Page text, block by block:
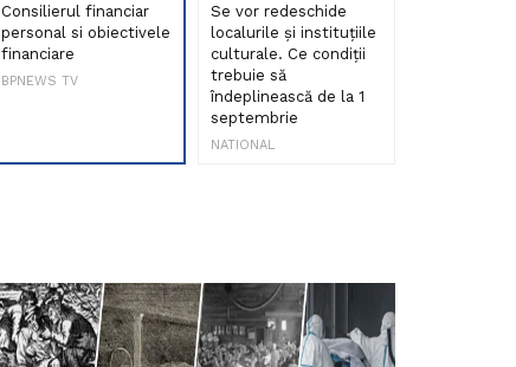
Consilierul financiar
personal si obiectivele
financiare
BPNEWS TV
Se vor redeschide
localurile și instituțiile
culturale. Ce condiții
trebuie să
îndeplinească de la 1
septembrie
NATIONAL